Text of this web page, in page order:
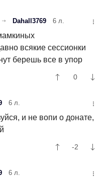
Dahall3769 6 л.
всякие сессионки
берешь все в упор
0
6 л.
и не вопи о донате,
-2
6 л.